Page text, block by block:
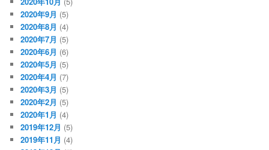
2020年9月 (5)
2020年8月 (4)
2020年7月 (5)
2020年6月 (6)
2020年5月 (5)
2020年4月 (7)
2020年3月 (5)
2020年2月 (5)
2020年1月 (4)
2019年12月 (5)
2019年11月 (4)